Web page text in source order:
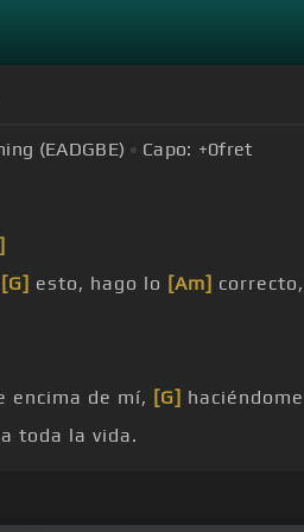
(EADGBE) Capo: +0fret
[G] esto, hago lo [Am]
encima de mí, [G]
toda la vida.